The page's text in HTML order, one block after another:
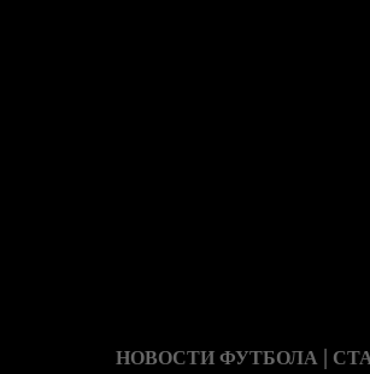
НОВОСТИ ФУТБОЛА |